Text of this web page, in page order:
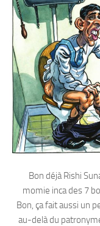
Bon déjà Rishi
momie inca des 7
Bon, ça fait aussi un
au-delà du